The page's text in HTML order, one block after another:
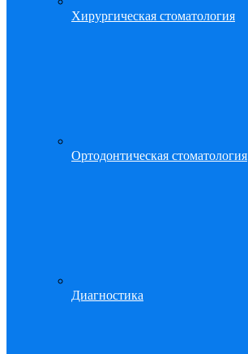
Хирургическая стоматология
Ортодонтическая стоматология
Диагностика